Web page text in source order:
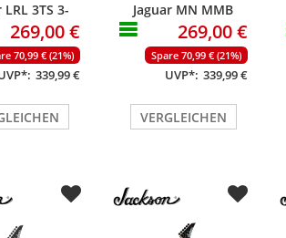
LRL 3TS 3-
Sunburst
269,00 €
70,99 € (21%)
339,99 €
Jaguar MN MMB
Mystic Metallic
Brown
269,00 €
Spare 70,99 € (21%)
UVP*: 339,99 €
VERGLEICHEN